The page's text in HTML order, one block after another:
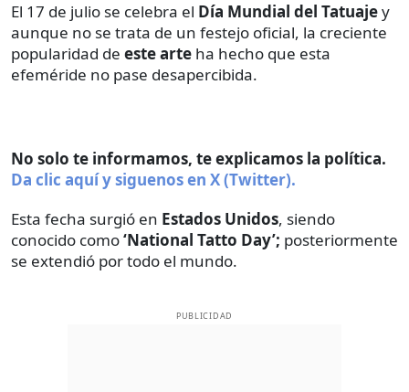
El 17 de julio se celebra el Día Mundial del Tatuajey
aunque no se trata de un festejo oficial, la creciente
popularidad de este arte ha hecho que esta
efeméride no pase desapercibida.
No solo te informamos, te explicamos la política.
Da clic aquí y siguenos en X (Twitter).
Esta fecha surgió en Estados Unidos, siendo
conocido como‘National Tatto Day’; posteriormente
se extendió por todo el mundo.
PUBLICIDAD